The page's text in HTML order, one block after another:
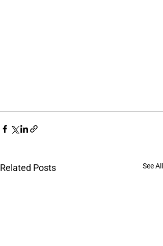
Related Posts See All